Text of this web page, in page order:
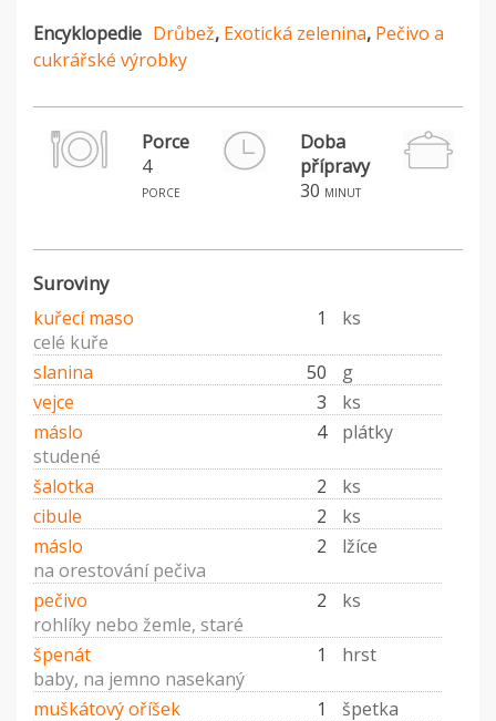
Encyklopedie Drůbež, Exotická zelenina, Pečivo a
cukrářské výrobky
Porce
4
porce
Doba
přípravy
30 minut
Suroviny
kuřecí maso 1
ks
celé kuře
slanina
50
g
vejce
3
ks
máslo
4
plátky
studené
šalotka
2
ks
cibule
2
ks
máslo
2
lžíce
na orestování pečiva
pečivo
2
ks
rohlíky nebo žemle, staré
špenát
1
hrst
baby, na jemno nasekaný
muškátový oříšek
1
špetka